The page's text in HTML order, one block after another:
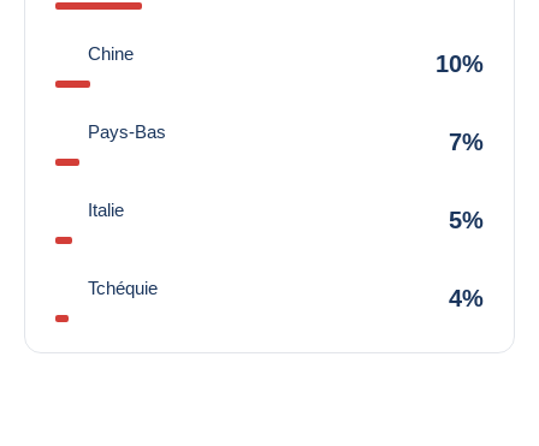
Chine 10%
Pays-Bas 7%
Italie 5%
Tchéquie 4%